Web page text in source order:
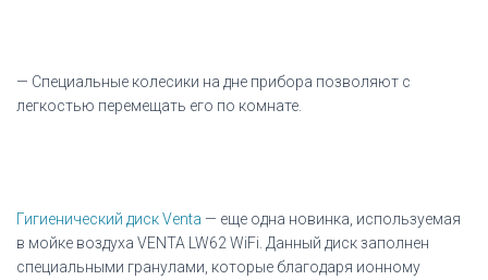
— Специальные колесики на дне прибора позволяют с
легкостью перемещать его по комнате.
Гигиенический диск Venta — еще одна новинка, используемая
в мойке воздуха VENTA LW62 WiFi. Данный диск заполнен
специальными гранулами, которые благодаря ионному